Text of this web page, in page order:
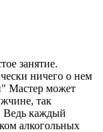
занятие.
ничего о нем
Мастер может
так
Ведь каждый
алкогольных